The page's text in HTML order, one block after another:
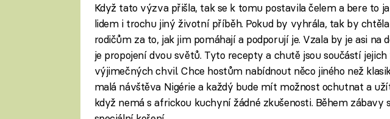
Když tato výzva přišla, tak se k tomu postavila čelem a bere to
lidem i trochu jiný životní příběh. Pokud by vyhrála, tak by
rodičům za to, jak jim pomáhají a podporují je. Vzala by je asi na
je propojení dvou světů. Tyto recepty a chutě jsou součástí jejich
výjimečných chvil. Chce hostům nabídnout něco jiného než
malá návštěva Nigérie a každý bude mít možnost ochutnat a
když nemá s africkou kuchyní žádné zkušenosti. Během zábavy